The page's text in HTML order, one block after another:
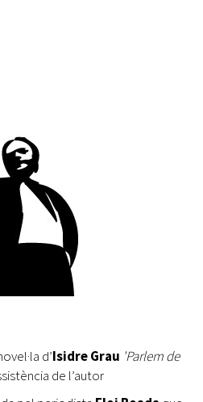
d’Isidre Grau 'Parlem de
de l’autor